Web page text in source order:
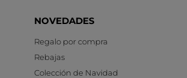
NOVEDADES
Regalo por compra
Rebajas
Colección de Navidad